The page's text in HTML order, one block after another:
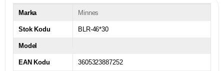
Marka Minnes
Stok Kodu BLR-46*30
Model
EAN Kodu 3605323887252